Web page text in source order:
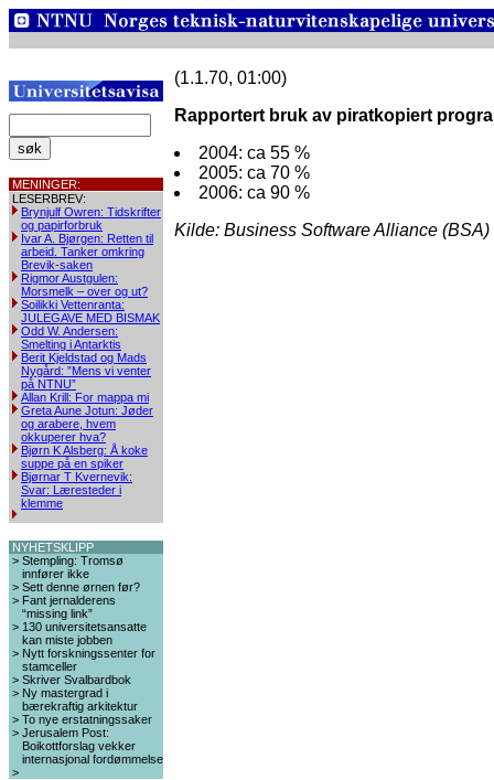
MENINGER:
LESERBREV:
Brynjulf Owren: Tidskrifter
og papirforbruk
Ivar A. Bjørgen: Retten til
arbeid. Tanker omkring
Brevik-saken
Rigmor Austgulen:
Morsmelk – over og ut?
Soilikki Vettenranta:
JULEGAVE MED BISMAK
Odd W. Andersen:
Smelting i Antarktis
Berit Kjeldstad og Mads
Nygård: ”Mens vi venter
på NTNU”
Allan Krill: For mappa mi
Greta Aune Jotun: Jøder
og arabere, hvem
okkuperer hva?
Bjørn K Alsberg: Å koke
suppe på en spiker
Bjørnar T Kvernevik:
Svar: Læresteder i
klemme
NYHETSKLIPP
> Stempling: Tromsø
innfører ikke
> Sett denne ørnen før?
> Fant jernalderens
“missing link”
> 130 universitetsansatte
kan miste jobben
> Nytt forskningssenter for
stamceller
> Skriver Svalbardbok
> Ny mastergrad i
bærekraftig arkitektur
> To nye erstatningssaker
> Jerusalem Post:
Boikottforslag vekker
internasjonal fordømmelse
>
(1.1.70, 01:00)
Rapportert bruk av piratkopiert
2004: ca 55 %
2005: ca 70 %
2006: ca 90 %
Kilde: Business Software Alliance (BSA)